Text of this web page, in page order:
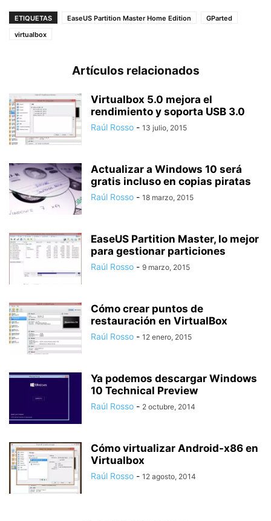
ETIQUETAS EaseUS Partition Master Home Edition
GParted
virtualbox
Artículos relacionados
Virtualbox 5.0 mejora el
rendimiento y soporta USB 3.0
Raúl Rosso - 13 julio, 2015
Actualizar a Windows 10 será
gratis incluso en copias piratas
Raúl Rosso - 18 marzo, 2015
EaseUS Partition Master, lo mejor
para gestionar particiones
Raúl Rosso - 9 marzo, 2015
Cómo crear puntos de
restauración en VirtualBox
Raúl Rosso - 12 enero, 2015
Ya podemos descargar Windows
10 Technical Preview
Raúl Rosso - 2 octubre, 2014
Cómo virtualizar Android-x86 en
Virtualbox
Raúl Rosso - 12 agosto, 2014